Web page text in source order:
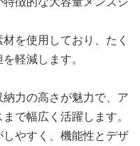
を使用しており、たく
軽減します。
力の高さが魅力で、ア
で幅広く活躍します。
やすく、機能性とデザ